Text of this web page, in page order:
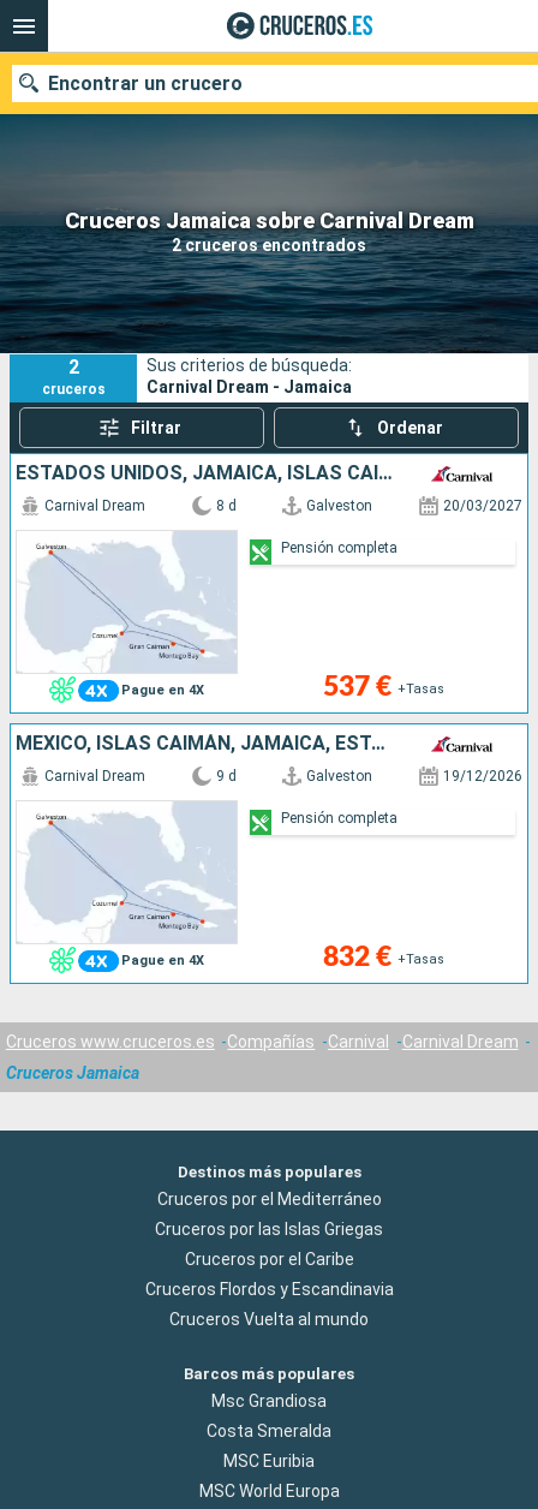
Cruceros Jamaica sobre Carnival Dream
2 cruceros encontrados
Encontrar un crucero
Nuestros destinos
Fecha de salida
Puertos Compañías
Buscar
2
cruceros
Sus criterios de búsqueda:
Carnival Dream - Jamaica
Filtrar Ordenar
ESTADOS UNIDOS, JAMAICA, ISLAS CAIMÁN, MÉXICO
Pague en 4X
Carnival Dream 8 d Galveston 20/03/2027
537 € +Tasas
Pensión completa
MÉXICO, ISLAS CAIMÁN, JAMAICA, ESTADOS UNIDOS
Pague en 4X
Carnival Dream 9 d Galveston 19/12/2026
832 € +Tasas
Pensión completa
Cruceros www.cruceros.es Compañías Carnival
Carnival Dream
Cruceros Jamaica
Destinos más populares
Cruceros por el Mediterráneo
Cruceros por las Islas Griegas
Cruceros por el Caribe
Cruceros Flordos y Escandinavia
Cruceros Vuelta al mundo
Barcos más populares
Msc Grandiosa
Costa Smeralda
MSC Euribia
MSC World Europa